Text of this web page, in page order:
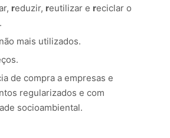
reduzir, reutilizar e reciclar o
mais utilizados.
de compra a empresas e
regularizados e com
socioambiental.